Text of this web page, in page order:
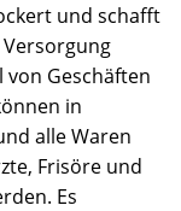
und schafft
von Geschäften
in
alle Waren
Frisöre und
Es